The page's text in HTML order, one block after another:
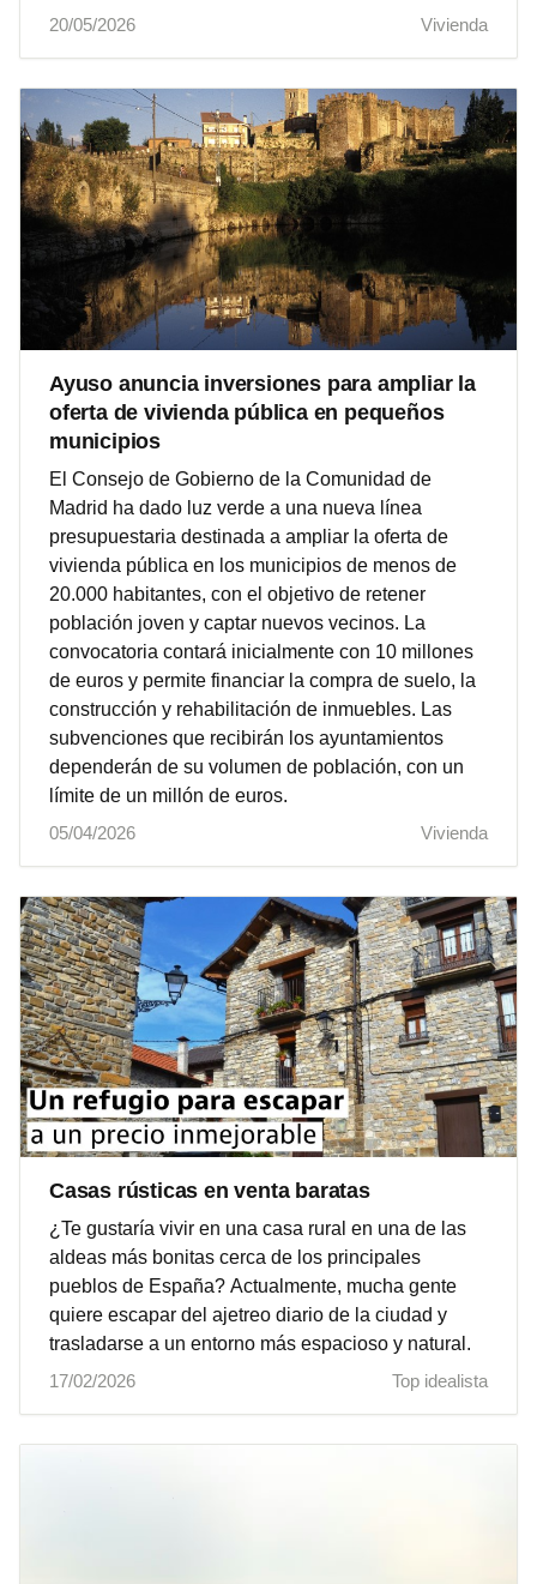
20/05/2026
Vivienda
Ayuso anuncia inversiones para ampliar la
oferta de vivienda pública en pequeños
municipios
El Consejo de Gobierno de la Comunidad de
Madrid ha dado luz verde a una nueva línea
presupuestaria destinada a ampliar la oferta de
vivienda pública en los municipios de menos de
20.000 habitantes, con el objetivo de retener
población joven y captar nuevos vecinos. La
convocatoria contará inicialmente con 10 millones
de euros y permite financiar la compra de suelo, la
construcción y rehabilitación de inmuebles. Las
subvenciones que recibirán los ayuntamientos
dependerán de su volumen de población, con un
límite de un millón de euros.
05/04/2026
Vivienda
Casas rústicas en venta baratas
¿Te gustaría vivir en una casa rural en una de las
aldeas más bonitas cerca de los principales
pueblos de España? Actualmente, mucha gente
quiere escapar del ajetreo diario de la ciudad y
trasladarse a un entorno más espacioso y natural.
17/02/2026
Top idealista